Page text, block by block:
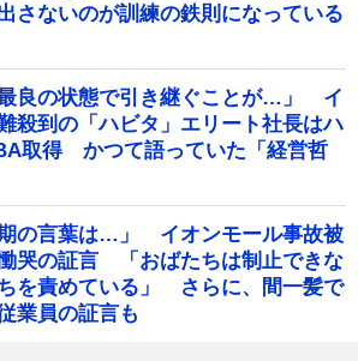
さないのが訓練の鉄則になっている
最良の状態で引き継ぐことが…」 イ
殺到の「ハビタ」エリート社長はハ
取得 かつて語っていた「経営哲
期の言葉は…」 イオンモール事故被
哭の証言 「おばたちは制止できな
を責めている」 さらに、間一髪で
業員の証言も